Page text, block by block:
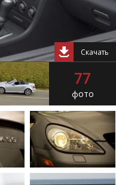
Скачать
77
фото